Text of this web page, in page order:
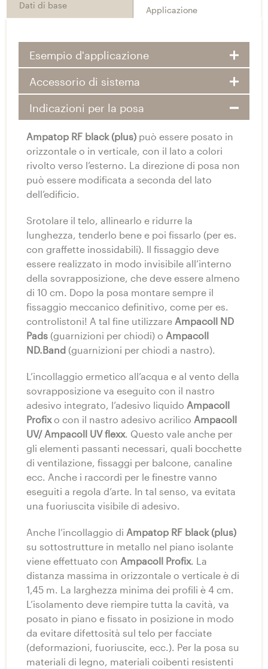
Dati di base Applicazione
Esempio d'applicazione
Accessorio di sistema
Indicazioni per la posa
Ampatop RF black (plus) può essere posato in
orizzontale o in verticale, con il lato a colori
rivolto verso l’esterno. La direzione di posa non
può essere modificata a seconda del lato
dell’edificio.
Srotolare il telo, allinearlo e ridurre la
lunghezza, tenderlo bene e poi fissarlo (per es.
con graffette inossidabili). Il fissaggio deve
essere realizzato in modo invisibile all’interno
della sovrapposizione, che deve essere almeno
di 10 cm. Dopo la posa montare sempre il
fissaggio meccanico definitivo, come per es.
controlistoni! A tal fine utilizzare Ampacoll ND
Pads (guarnizioni per chiodi) o Ampacoll
ND.Band (guarnizioni per chiodi a nastro).
L’incollaggio ermetico all’acqua e al vento della
sovrapposizione va eseguito con il nastro
adesivo integrato, l’adesivo liquido Ampacoll
Profixo con il nastro adesivo acrilico Ampacoll
UV/ Ampacoll UV flexx. Questo vale anche per
gli elementi passanti necessari, quali bocchette
di ventilazione, fissaggi per balcone, canaline
ecc. Anche i raccordi per le finestre vanno
eseguiti a regola d’arte. In tal senso, va evitata
una fuoriuscita visibile di adesivo.
Anche l’incollaggio di Ampatop RF black (plus)
su sottostrutture in metallo nel piano isolante
viene effettuato con Ampacoll Profix. La
distanza massima in orizzontale o verticale è di
1,45 m. La larghezza minima dei profili è 4 cm.
L’isolamento deve riempire tutta la cavità, va
posato in piano e fissato in posizione in modo
da evitare difettosità sul telo per facciate
(deformazioni, fuoriuscite, ecc.). Per la posa su
materiali di legno, materiali coibenti resistenti